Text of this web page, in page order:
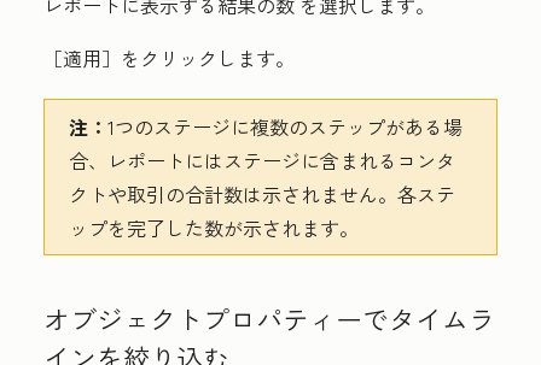
［適用］ をクリックします。
注： 1つのステージに複数のステップがある場
合、レポートにはステージに含まれるコンタ
クトや取引の合計数は示されません。各ステ
ップを完了した数が示されます。
オブジェクトプロパティーでタイムラ
インを絞り込む